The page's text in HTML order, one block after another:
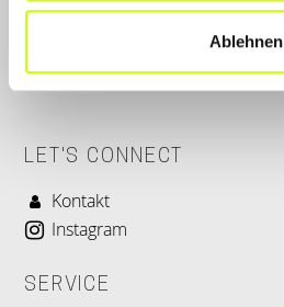
Ablehnen
LET'S CONNECT
Kontakt
Instagram
SERVICE